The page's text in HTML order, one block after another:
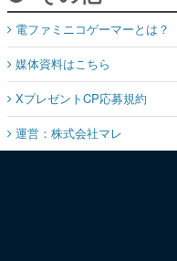
電ファミニコゲーマーとは？
媒体資料はこちら
XプレゼントCP応募規約
運営：株式会社マレ